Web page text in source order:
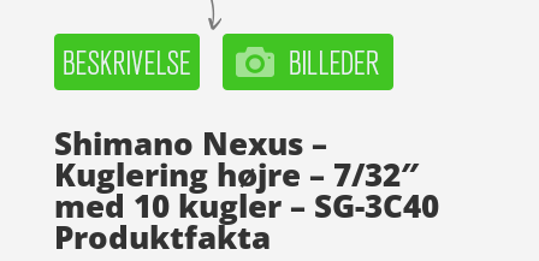
Shimano Nexus –
Kuglering højre – 7/32″
med 10 kugler – SG-3C40
Produktfakta